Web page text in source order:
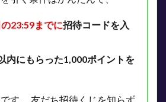
23:59までに招待コードを入
内にもらった1,000ポイントを
す。
友だち招待くじを知らず